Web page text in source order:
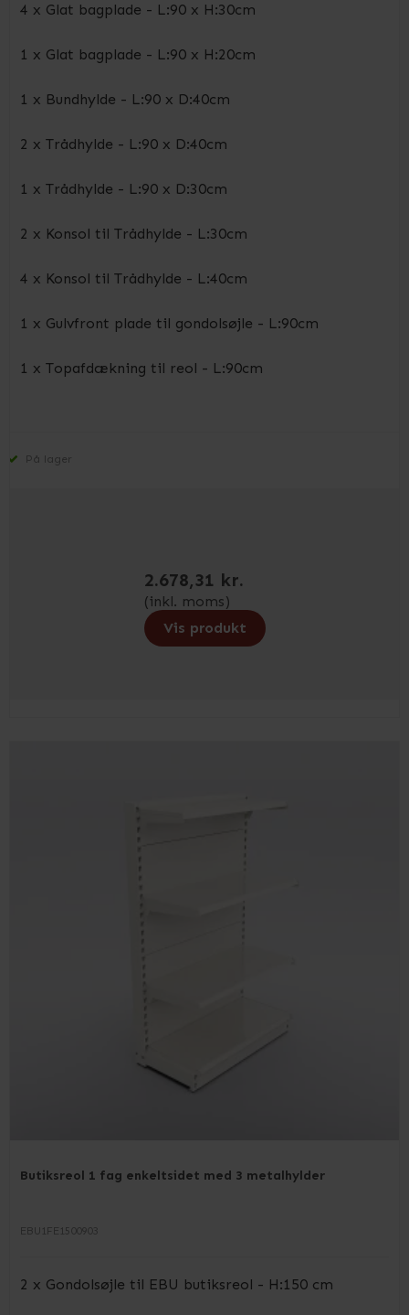
4 x Glat bagplade - L:90 x H:30cm
1 x Glat bagplade - L:90 x H:20cm
1 x Bundhylde - L:90 x D:40cm
2 x Trådhylde - L:90 x D:40cm
1 x Trådhylde - L:90 x D:30cm
2 x Konsol til Trådhylde - L:30cm
4 x Konsol til Trådhylde - L:40cm
1 x Gulvfront plade til gondolsøjle - L:90cm
1 x Topafdækning til reol - L:90cm
På lager
2.678,31 kr.
(inkl. moms)
Vis produkt
Butiksreol 1 fag enkeltsidet med 3 metalhylder
EBU1FE1500903
2 x Gondolsøjle til EBU butiksreol - H:150 cm